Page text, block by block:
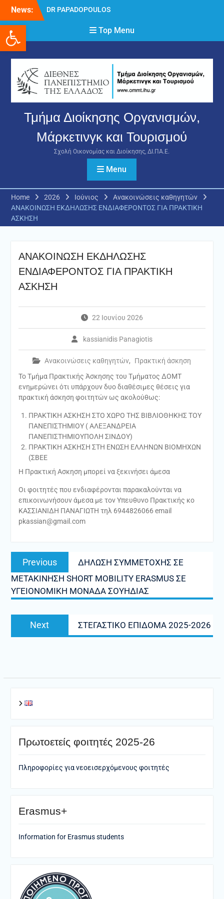
Ανοίξτε τη γραμμή εργαλείων
content
News:
DR PAPADOPOULOS
Δρ Παπαδόπουλος
Νικόλαος
δικαιολογητικών και
ενστάσεων για τη
χορήγηση του
στεγαστικού επιδόματος
ακαδημαϊκού έτους 2025-
2026.
Top Menu
Τμήμα Διοίκησης Οργανισμών,
Μάρκετινγκ και Τουρισμού
Σχολή Οικονομίας και Διοίκησης, ΔΙ.ΠΑ.Ε.
Menu
Home 2026 Ιούνιος
Ανακοινώσεις καθηγητών
ANAKOINΩΣΗ ΕΚΔΗΛΩΣΗΣ ΕΝΔΙΑΦΕΡΟΝΤΟΣ ΓΙΑ ΠΡΑΚΤΙΚΗ
ΑΣΚΗΣΗ
ANAKOINΩΣΗ ΕΚΔΗΛΩΣΗΣ
ΕΝΔΙΑΦΕΡΟΝΤΟΣ ΓΙΑ ΠΡΑΚΤΙΚΗ
ΑΣΚΗΣΗ
22 Ιουνίου 2026
kassianidis Panagiotis
Ανακοινώσεις καθηγητών,
Πρακτική άσκηση
Το Τμήμα Πρακτικής Άσκησης του Τμήματος ΔΟΜΤ
ενημερώνει ότι υπάρχουν δυο διαθέσιμες θέσεις για
πρακτική άσκηση φοιτητών ως ακολούθως:
ΠΡΑΚΤΙΚΗ ΑΣΚΗΣΗ ΣΤΟ ΧΩΡΟ ΤΗΣ ΒΙΒΛΙΟΘΗΚΗΣ ΤΟΥ
ΠΑΝΕΠΙΣΤΗΜΙΟΥ ( ΑΛΕΞΑΝΔΡΕΙΑ
ΠΑΝΕΠΙΣΤΗΜΙΟΥΠΟΛΗ ΣΙΝΔΟΥ)
ΠΡΑΚΤΙΚΗ ΑΣΚΗΣΗ ΣΤΗ ΕΝΩΣΗ ΕΛΛΗΝΩΝ ΒΙΟΜΗΧΩΝ
(ΣΒΕΕ
Η Πρακτική Ασκηση μπορεί να ξεκινήσει άμεσα
Οι φοιτητές που ενδιαφέρονται παρακαλούνται να
επικοινωνήσουν άμεσα με τον Υπευθυνο Πρακτικής κο
ΚΑΣΣΙΑΝΙΔΗ ΠΑΝΑΓΙΩΤΗ τηλ 6944826066 email
pkassian@gmail.com
Πλοήγηση
άρθρων
Previous
post:
ΔΗΛΩΣΗ ΣΥΜΜΕΤΟΧΗΣ ΣΕ
ΜΕΤΑΚΙΝΗΣΗ SHORT MOBILITY ERASMUS ΣΕ
ΥΓΕΙΟΝΟΜΙΚΗ ΜΟΝΑΔΑ ΣΟΥΗΔΙΑΣ
Next
post:
ΣΤΕΓΑΣΤΙΚΟ ΕΠΙΔΟΜΑ 2025-2026
Πρωτοετείς φοιτητές 2025-26
Πληροφορίες για νεοεισερχόμενους φοιτητές
Erasmus+
Information for Erasmus students